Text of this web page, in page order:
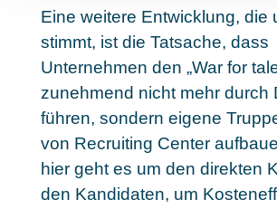
Eine weitere Entwicklung, die
stimmt, ist die Tatsache, dass
Unternehmen den „War for
zunehmend nicht mehr durch
führen, sondern eigene
von Recruiting Center
hier geht es um den direkten
den Kandidaten, um